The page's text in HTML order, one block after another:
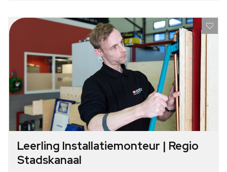
Leerling Installatiemonteur | Regio
Stadskanaal